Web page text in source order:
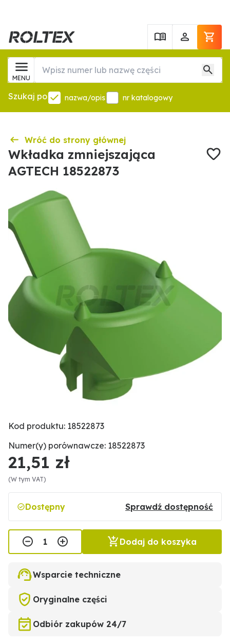
MENU
Szukaj po nazwa/opis nr katalogowy
Wróć do strony głównej
Wkładka zmniejszająca
AGTECH 18522873
Kod produktu: 18522873
Numer(y) porównawcze: 18522873
21,51 zł
(W tym VAT)
Dostępny Sprawdź dostępność
Dodaj do koszyka
Wsparcie techniczne
Oryginalne części
Odbiór zakupów 24/7